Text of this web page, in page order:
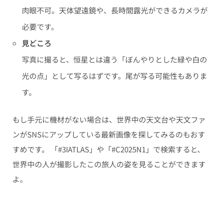
肉眼不可。天体望遠鏡や、長時間露光ができるカメラが
必要です。
見どころ
写真に撮ると、恒星とは違う「ぼんやりとした緑や白の
光の点」として写るはずです。尾が写る可能性もありま
す。
もし手元に機材がない場合は、世界中の天文台や天文ファ
ンがSNSにアップしている最新画像を探してみるのもおす
すめです。 「#3IATLAS」や「#C2025N1」で検索すると、
世界中の人が撮影したこの旅人の姿を見ることができます
よ。